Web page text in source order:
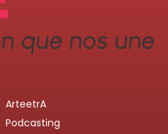
ArteetrA
Podcasting